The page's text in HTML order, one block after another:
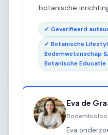
botanische
✓ Geverifieerd
✓ Botanische
Bodemwetenschap
Botanische Educatie
Eva de
Eva